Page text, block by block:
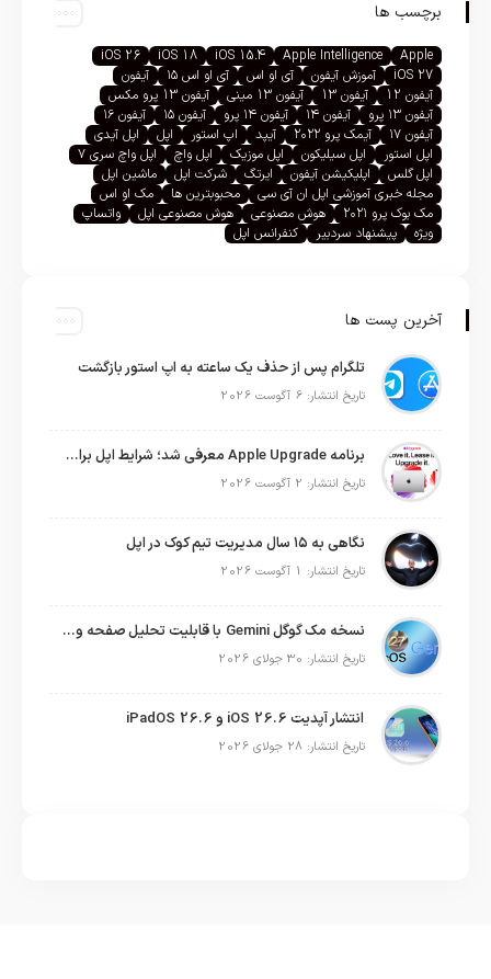
برچسب ها
Apple
Apple Intelligence
iOS 15.4
iOS 18
iOS 26
iOS 27
آموزش آیفون آی او اس آی او اس ۱۵
آیفون
آیفون 12
آیفون 13 آیفون 13 مینی
آیفون 13 پرو مکس
آیفون ۱۳ پرو
آیفون ۱۴ آیفون ۱۴ پرو آیفون ۱۵
آیفون ۱۶
آیفون ۱۷
آیمک پرو ۲۰۲۲ آیپد اپ استور اپل
اپل آیدی
اپل استور
اپل سیلیکون اپل موزیک اپل واچ
اپل واچ سری ۷
اپل گلس
اپلیکیشن آیفون ایرتگ شرکت اپل
ماشین اپل
مجله خبری آموزشی اپل ان آی سی
محبوبترین ها
مک او اس
مک بوک پرو ۲۰۲۱
هوش مصنوعی هوش مصنوعی اپل
واتساپ
ویژه
پیشنهاد سردبیر کنفرانس اپل
آخرین پست ها
تلگرام پس از حذف یک ساعته به اپ استور بازگشت
تاریخ انتشار: 6 آگوست 2026
برنامه Apple Upgrade معرفی شد؛ شرایط اپل برای اجاره آیفون، آیپد، مک و اپل واچ
تاریخ انتشار: 2 آگوست 2026
نگاهی به ۱۵ سال مدیریت تیم کوک در اپل
تاریخ انتشار: 1 آگوست 2026
نسخه مک گوگل Gemini با قابلیت تحلیل صفحه و دستورات صوتی در به‌روزرسانی جدید
تاریخ انتشار: 30 جولای 2026
انتشار آپدیت iOS 26.6 و iPadOS 26.6
تاریخ انتشار: 28 جولای 2026